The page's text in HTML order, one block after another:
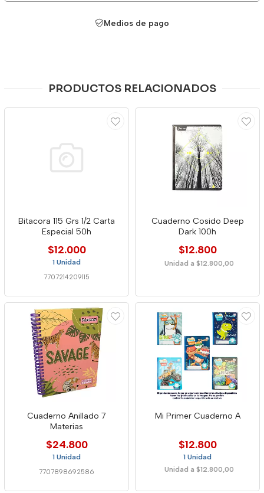
Medios de pago
PRODUCTOS RELACIONADOS
Bitacora 115 Grs 1/2 Carta
Especial 50h
$12.000
1 Unidad
7707214209115
Cuaderno Cosido Deep
Dark 100h
$12.800
Unidad a $12.800,00
Cuaderno Anillado 7
Materias
$24.800
1 Unidad
7707898692586
Mi Primer Cuaderno A
$12.800
1 Unidad
Unidad a $12.800,00